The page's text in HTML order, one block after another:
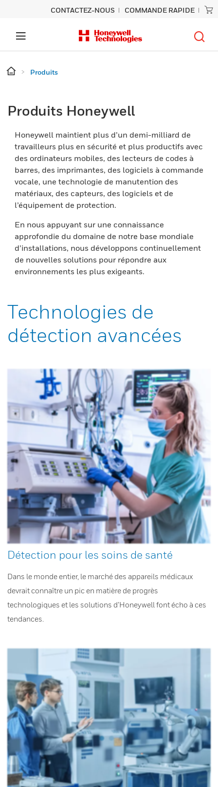
CONTACTEZ-NOUS COMMANDE RAPIDE
Produits
Produits Honeywell
Honeywell maintient plus d’un demi-milliard de
travailleurs plus en sécurité et plus productifs avec
des ordinateurs mobiles, des lecteurs de codes à
barres, des imprimantes, des logiciels à commande
vocale, une technologie de manutention des
matériaux, des capteurs, des logiciels et de
l’équipement de protection.
En nous appuyant sur une connaissance
approfondie du domaine de notre base mondiale
d’installations, nous développons continuellement
de nouvelles solutions pour répondre aux
environnements les plus exigeants.
Technologies de
détection avancées
Détection pour les soins de santé
Dans le monde entier, le marché des appareils médicaux
devrait connaître un pic en matière de progrès
technologiques et les solutions d’Honeywell font écho à ces
tendances.